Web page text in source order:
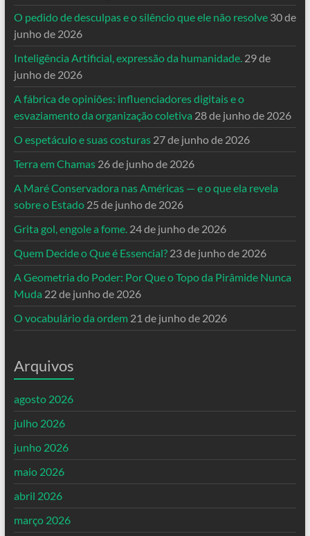
O pedido de desculpas e o silêncio que ele não resolve 30 de
junho de 2026
Inteligência Artificial, expressão da humanidade. 29 de
junho de 2026
A fábrica de opiniões: influenciadores digitais e o
esvaziamento da organização coletiva 28 de junho de 2026
O espetáculo e suas costuras 27 de junho de 2026
Terra em Chamas 26 de junho de 2026
A Maré Conservadora nas Américas — e o que ela revela
sobre o Estado 25 de junho de 2026
Grita gol, engole a fome. 24 de junho de 2026
Quem Decide o Que é Essencial? 23 de junho de 2026
A Geometria do Poder: Por Que o Topo da Pirâmide Nunca
Muda 22 de junho de 2026
O vocabulário da ordem 21 de junho de 2026
Arquivos
agosto 2026
julho 2026
junho 2026
maio 2026
abril 2026
março 2026